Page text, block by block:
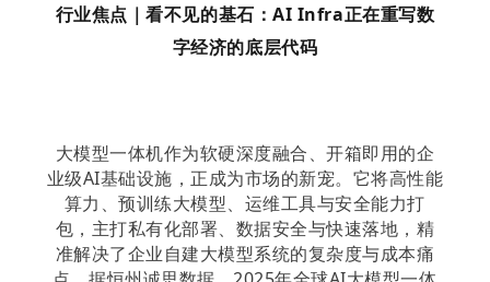
行业焦点｜看不见的基石：AI Infra正在重写数
字经济的底层代码
大模型一体机作为软硬深度融合、开箱即用的企
业级AI基础设施，正成为市场的新宠。它将高性能
算力、预训练大模型、运维工具与安全能力打
包，主打私有化部署、数据安全与快速落地，精
准解决了企业自建大模型系统的复杂度与成本痛